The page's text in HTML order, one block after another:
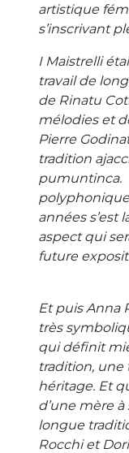
artistique
s’inscrivant
I Maistrelli
travail de
de Rinatu
mélodies et
Pierre
tradition
pumuntinca.
années s’est
aspect qui
future
Et puis Anna
très
qui définit
tradition, une
héritage. Et
d’une mère
longue
Rocchi et